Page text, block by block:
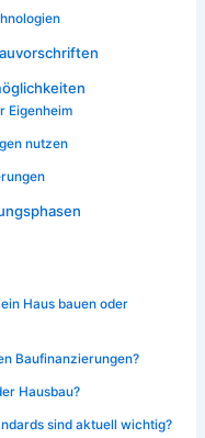
Eigenheim
nutzen
Haus bauen oder
Baufinanzierungen?
Hausbau?
sind aktuell wichtig?